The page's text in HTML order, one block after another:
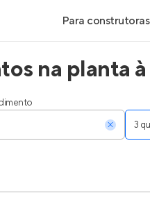
Para construtoras
Geração de
Geração de
na planta
3